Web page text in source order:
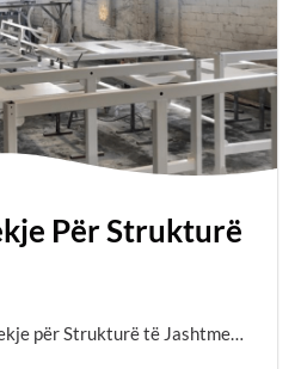
Për Strukturë
për Strukturë të Jashtme…